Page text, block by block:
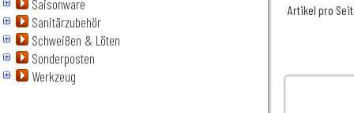
Saisonware
Sanitärzubehör
Schweißen & Löten
Sonderposten
Werkzeug
Artikel pro